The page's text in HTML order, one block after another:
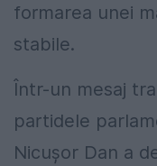
formarea unei
stabile.
Într-un mesaj
partidele
Nicușor Dan a